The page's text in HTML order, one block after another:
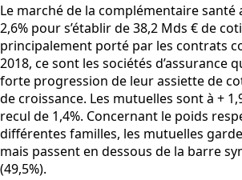
Le marché de la complémentaire santé
2,6% pour s’établir de 38,2 Mds € de
principalement porté par les contrats
2018, ce sont les sociétés d’assurance
forte progression de leur assiette de
de croissance. Les mutuelles sont à +
recul de 1,4%. Concernant le poids
différentes familles, les mutuelles
mais passent en dessous de la barre
(49,5%).